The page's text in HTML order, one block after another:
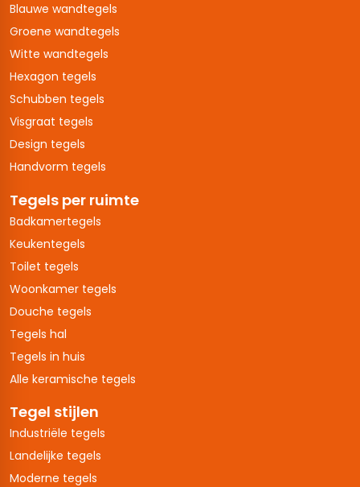
Blauwe wandtegels
Groene wandtegels
Witte wandtegels
Hexagon tegels
Schubben tegels
Visgraat tegels
Design tegels
Handvorm tegels
Tegels per ruimte
Badkamertegels
Keukentegels
Toilet tegels
Woonkamer tegels
Douche tegels
Tegels hal
Tegels in huis
Alle keramische tegels
Tegel stijlen
Industriële tegels
Landelijke tegels
Moderne tegels